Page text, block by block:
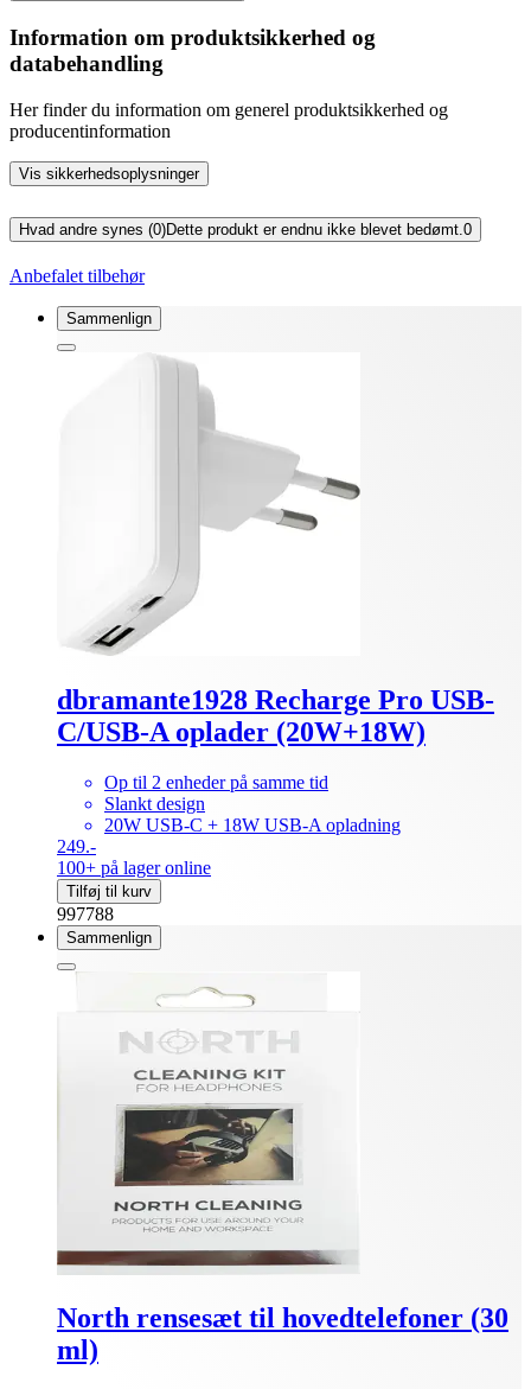
Information om produktsikkerhed og
databehandling
Her finder du information om generel produktsikkerhed og
producentinformation
Vis sikkerhedsoplysninger
Hvad andre synes (0)Dette produkt er endnu ikke blevet bedømt. 0
Anbefalet tilbehør
Sammenlign
dbramante1928 Recharge Pro USB-
C/USB-A oplader (20W+18W)
Op til 2 enheder på samme tid
Slankt design
20W USB-C + 18W USB-A opladning
249.-
100+ på lager online
Tilføj til kurv
997788
Sammenlign
North rensesæt til hovedtelefoner (30
ml)